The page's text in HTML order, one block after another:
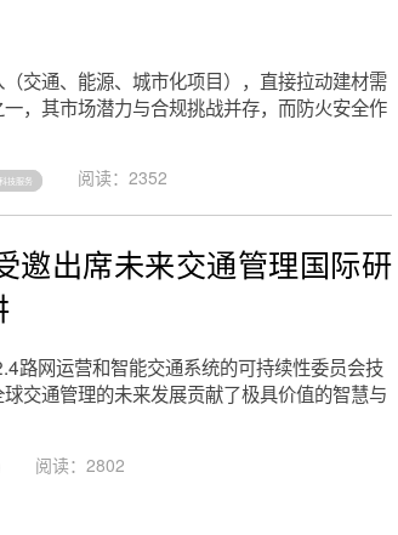
交通、能源、城市化项目），直接拉动建材需
，其市场潜力与合规挑战并存，而防火安全作
技服务 阅读：2352
邀出席未来交通管理国际研
路网运营和智能交通系统的可持续性委员会技
交通管理的未来发展贡献了极具价值的智慧与
阅读：2802